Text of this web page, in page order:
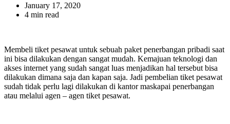
January 17, 2020
4 min read
Membeli tiket pesawat untuk sebuah paket penerbangan pribadi saat
ini bisa dilakukan dengan sangat mudah. Kemajuan teknologi dan
akses internet yang sudah sangat luas menjadikan hal tersebut bisa
dilakukan dimana saja dan kapan saja. Jadi pembelian tiket pesawat
sudah tidak perlu lagi dilakukan di kantor maskapai penerbangan
atau melalui agen – agen tiket pesawat.